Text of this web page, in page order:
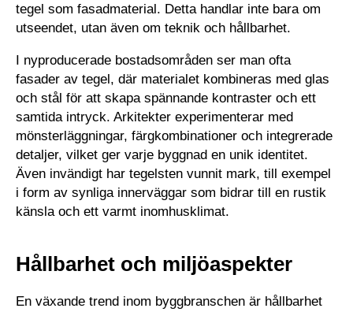
tegel som fasadmaterial. Detta handlar inte bara om
utseendet, utan även om teknik och hållbarhet.
I nyproducerade bostadsområden ser man ofta
fasader av tegel, där materialet kombineras med glas
och stål för att skapa spännande kontraster och ett
samtida intryck. Arkitekter experimenterar med
mönsterläggningar, färgkombinationer och integrerade
detaljer, vilket ger varje byggnad en unik identitet.
Även invändigt har tegelsten vunnit mark, till exempel
i form av synliga innerväggar som bidrar till en rustik
känsla och ett varmt inomhusklimat.
Hållbarhet och miljöaspekter
En växande trend inom byggbranschen är hållbarhet